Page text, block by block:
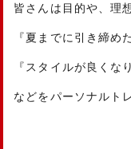
皆さんは目的や、理
『夏までに引き締め
『スタイルが良くな
などをパーソナルト